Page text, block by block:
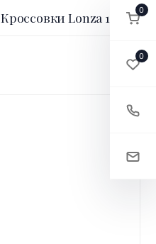
Кроссовки Lonza 1992650
0